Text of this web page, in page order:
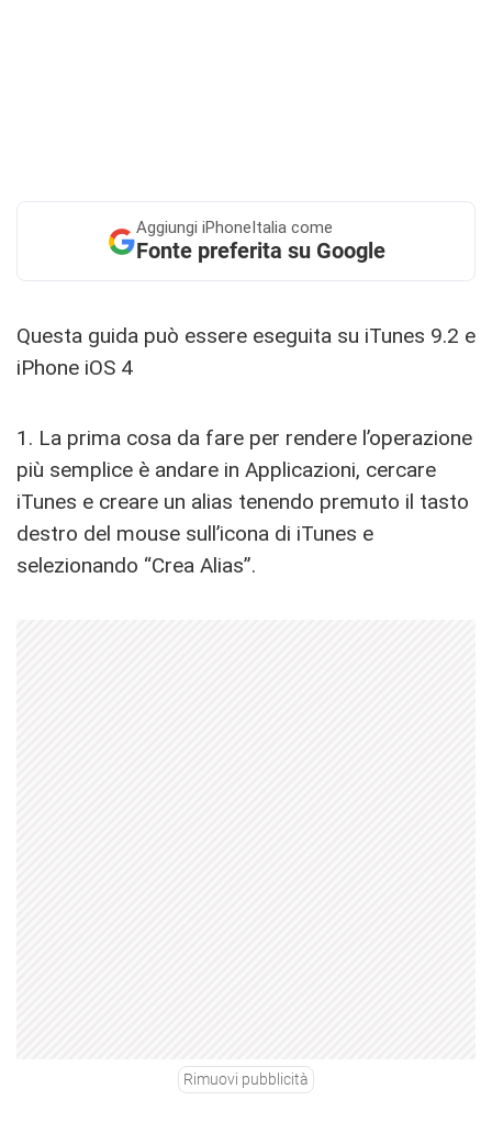
Aggiungi iPhoneItalia come
Fonte preferita su Google
Questa guida può essere eseguita su iTunes 9.2 e
iPhone iOS 4
1. La prima cosa da fare per rendere l’operazione
più semplice è andare in Applicazioni, cercare
iTunes e creare un alias tenendo premuto il tasto
destro del mouse sull’icona di iTunes e
selezionando “Crea Alias”.
Rimuovi pubblicità